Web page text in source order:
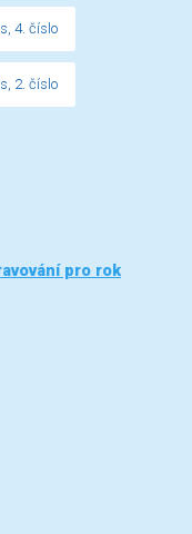
4. číslo
2. číslo
pro rok